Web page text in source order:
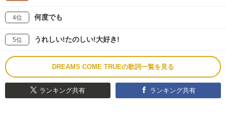
4位 何度でも
5位 うれしい!たのしい!大好き!
DREAMS COME TRUEの歌詞一覧を見る
ランキング共有 ランキング共有